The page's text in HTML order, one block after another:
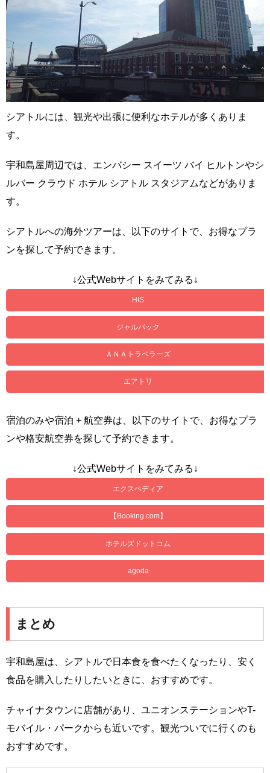
シアトルには、観光や出張に便利なホテルが多くありま
す。
宇和島屋周辺では、エンバシー スイーツ バイ ヒルトンやシ
ルバー クラウド ホテル シアトル スタジアムなどがありま
す。
シアトルへの海外ツアーは、以下のサイトで、お得なプラ
ンを探して予約できます。
↓公式Webサイトをみてみる↓
HIS
ジャルパック
ＡＮＡトラベラーズ
エアトリ
宿泊のみや宿泊 + 航空券は、以下のサイトで、お得なプラ
ンや格安航空券を探して予約できます。
↓公式Webサイトをみてみる↓
エクスペディア
【Booking.com】
ホテルズドットコム
agoda
まとめ
宇和島屋は、シアトルで日本食を食べたくなったり、安く
食品を購入したりしたいときに、おすすめです。
チャイナタウンに店舗があり、ユニオンステーションやT-
モバイル・パークからも近いです。観光ついでに行くのも
おすすめです。